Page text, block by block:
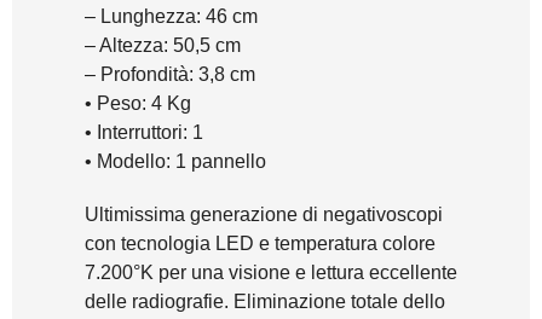
– Lunghezza: 46 cm
– Altezza: 50,5 cm
– Profondità: 3,8 cm
• Peso: 4 Kg
• Interruttori: 1
• Modello: 1 pannello
Ultimissima generazione di negativoscopi
con tecnologia LED e temperatura colore
7.200°K per una visione e lettura eccellente
delle radiografie. Eliminazione totale dello